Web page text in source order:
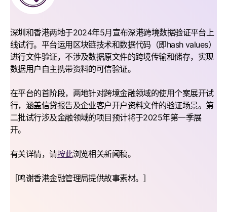
深圳和香港两地于2024年5月宣布深港跨境数据验证平台上
线试行。平台运用区块链技术和数据代码（即hash values）
进行文件验证，不涉及数据原文件的跨境传输和储存，实现
数据用户自主携带资料的可信验证。
在平台的首阶段，两地针对跨境金融领域的使用个案展开试
行，涵盖信贷报告及企业客户开户资料文件的验证场景。第
二批试行涉及金融领域的项目预计将于2025年第一季展
开。
有关详情，请按此浏览相关新闻稿。
［鸣谢香港金融管理局提供故事素材。］